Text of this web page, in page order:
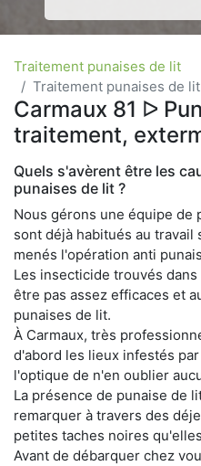
Traitement punaises de lit
Traitement punaises de
Carmaux 81 ᐅ
traitement,
Quels s'avèrent être les
punaises de lit ?
Nous gérons une équipe
sont déjà habitués au
menés l'opération anti
Les insecticide trouvés
être pas assez efficaces et
punaises de lit.
À Carmaux, très
d'abord les lieux infestés
l'optique de n'en oublier
La présence de punaise de
remarquer à travers des
petites taches noires
Avant de débarquer chez